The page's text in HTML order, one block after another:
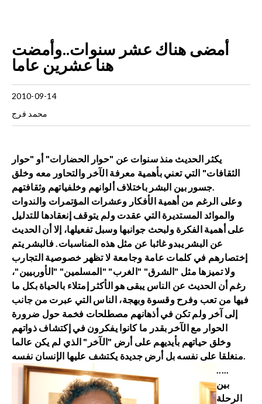
أمضى هناك عشر سنوات..وأمضت
هنا عشرين عاما
2010-09-14
محمد فرج
يكثر الحديث منذ سنوات عن "حوار الحضارات" أو "حوار
الثقافات" التي تعني بأهمية معرفة الآخر والتحاور معه وخلق
جسور بين البشر باختلاف ألوانهم وخلفياتهم وثقافتهم.
وعلى الرغم من أهمية الأفكار وعشرات المؤتمرات والندوات
والموائد المستديرة التي عقدت ولم يتوقف إنعقادها للتدليل
على أهمية الفكرة ولبحث جوانبها وسبل تفعيلها، إلا أن الحديث
عن البشر يبدو غائبا عن مثل هذه المناسبات. فالبشر يتم
إختصارهم في كلمات عامة وجامعة لا تظهر خصوصية التجارب
ولا تميزها مثل "الشرق" "الغرب" "المسلمين" "الأوربيين"،
رغم أن الحديث عن الناس يبقى هو الأكثر إمتلاء بالحياة بكل ما
فيها من تعب وفرح وقسوة وبهجة، الناس التي عبرت من جانب
إلى آخر ولم تكن في أذهانهم مصطلحات فخمة حول ضرورة
الحوار مع الآخر بقدر ما كانوا يفكرون في إكتشاف ذواتهم
وخلق حياتهم بأيديهم على أرض "الآخر" الذي لم يكن عالما
منغلقا على نفسه بل أرض جديدة يكتشف عليها الإنسان نفسه.
.....
بين
الرحلة